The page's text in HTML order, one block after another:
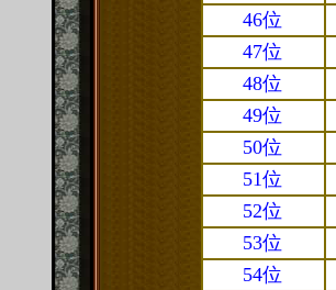
46位
47位
48位
49位
50位
51位
52位
53位
54位